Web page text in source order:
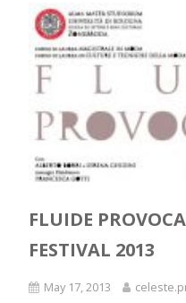
FLUIDE
FESTIVAL 2013
May 17, 2013